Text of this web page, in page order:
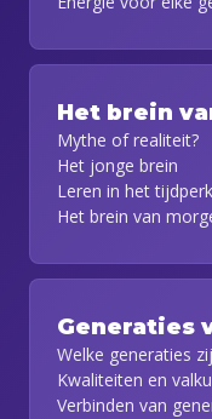
Het brein
Mythe of realiteit?
Het jonge brein
Leren in het
Het brein van
Generaties
Welke generaties
Kwaliteiten en
Verbinden van